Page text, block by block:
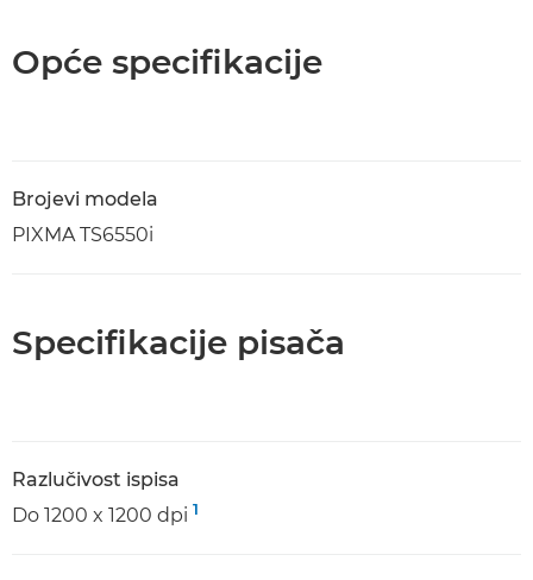
Opće specifikacije
Brojevi modela
PIXMA TS6550i
Specifikacije pisača
Razlučivost ispisa
Do 1200 x 1200 dpi 1